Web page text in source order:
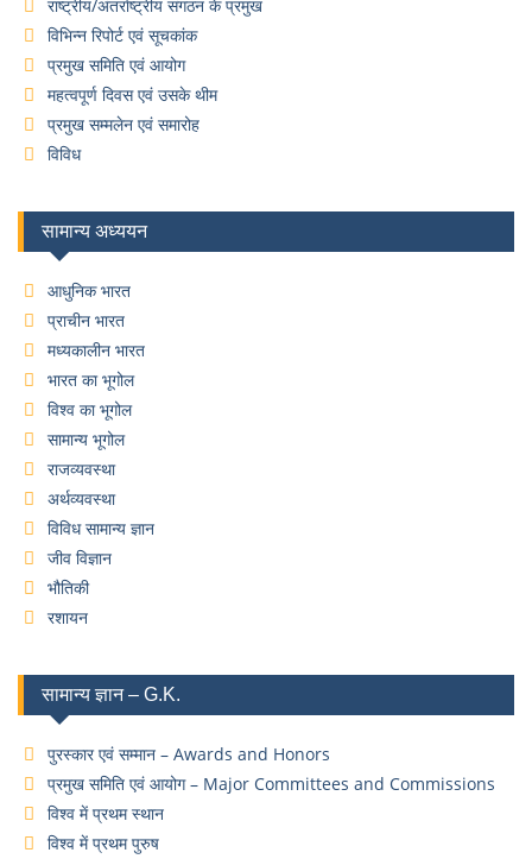
राष्ट्रीय/अंतर्राष्ट्रीय संगठन के प्रमुख
विभिन्न रिपोर्ट एवं सूचकांक
प्रमुख समिति एवं आयोग
महत्वपूर्ण दिवस एवं उसके थीम
प्रमुख सम्मलेन एवं समारोह
विविध
सामान्य अध्ययन
आधुनिक भारत
प्राचीन भारत
मध्यकालीन भारत
भारत का भूगोल
विश्व का भूगोल
सामान्य भूगोल
राजव्यवस्था
अर्थव्यवस्था
विविध सामान्य ज्ञान
जीव विज्ञान
भौतिकी
रशायन
सामान्य ज्ञान – G.K.
पुरस्कार एवं सम्मान – Awards and Honors
प्रमुख समिति एवं आयोग – Major Committees and Commissions
विश्व में प्रथम स्थान
विश्व में प्रथम पुरुष